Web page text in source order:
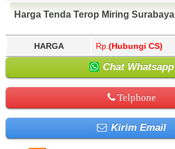
Harga Tenda Terop Miring Surabaya
HARGA Rp. (Hubungi CS)
Chat Whatsapp
Telphone
Kirim Email